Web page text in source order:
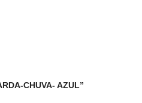
CHUVA- AZUL”